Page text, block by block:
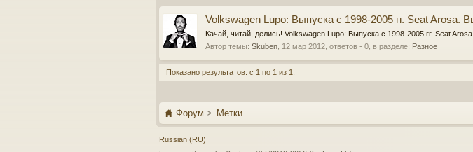
Volkswagen Lupo: Выпуска с 1998-2005 гг. Seat Arosa.
Качай, читай, делись! Volkswagen Lupo: Выпуска с 1998-2005 гг. Seat
Автор темы: Skuben 12 мар 2012 , ответов - 0, в разделе: Разное
Показано результатов: с 1 по 1 из 1.
Форум Метки
Russian (RU)